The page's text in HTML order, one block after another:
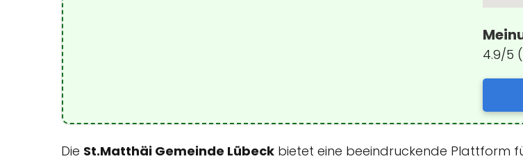
4.9/5 (
Die St.Matthäi Gemeinde Lübeck bietet eine beeindruckende Plattform